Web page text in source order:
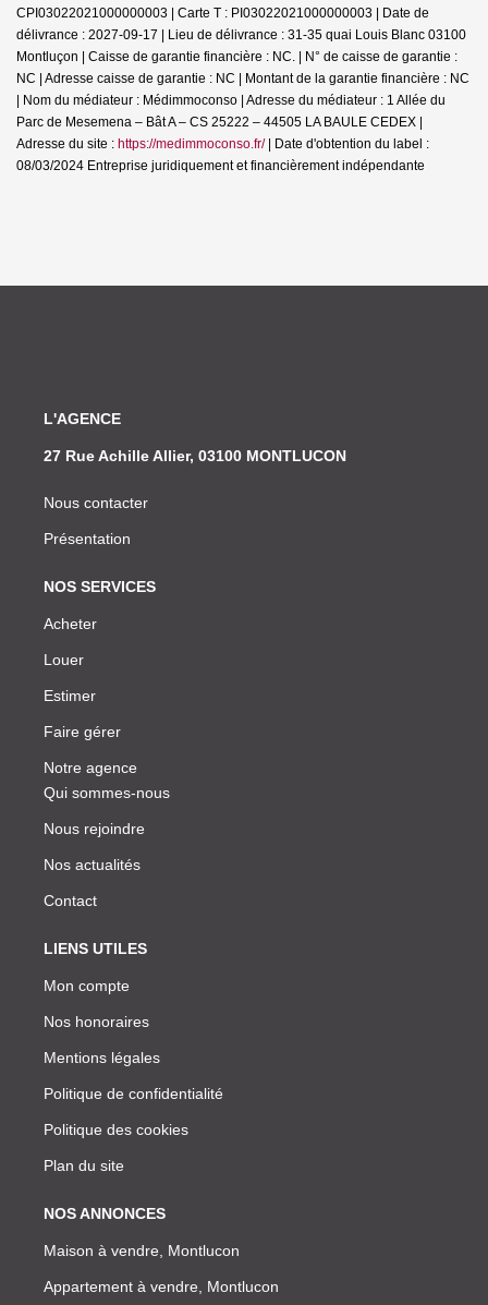
CPI03022021000000003 | Carte T : PI03022021000000003 | Date de
délivrance : 2027-09-17 | Lieu de délivrance : 31-35 quai Louis Blanc 03100
Montluçon | Caisse de garantie financière : NC. | N° de caisse de garantie :
NC | Adresse caisse de garantie : NC | Montant de la garantie financière : NC
| Nom du médiateur : Médimmoconso | Adresse du médiateur : 1 Allée du
Parc de Mesemena – Bât A – CS 25222 – 44505 LA BAULE CEDEX |
Adresse du site : https://medimmoconso.fr/| Date d'obtention du label :
08/03/2024 Entreprise juridiquement et financièrement indépendante
L'AGENCE
27 Rue Achille Allier, 03100 MONTLUCON
Nous contacter
Présentation
NOS SERVICES
Acheter
Louer
Estimer
Faire gérer
Notre agence
Qui sommes-nous
Nous rejoindre
Nos actualités
Contact
LIENS UTILES
Mon compte
Nos honoraires
Mentions légales
Politique de confidentialité
Politique des cookies
Plan du site
NOS ANNONCES
Maison à vendre, Montlucon
Appartement à vendre, Montlucon